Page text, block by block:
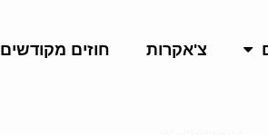
צ'אקרות חוזים מקודשים